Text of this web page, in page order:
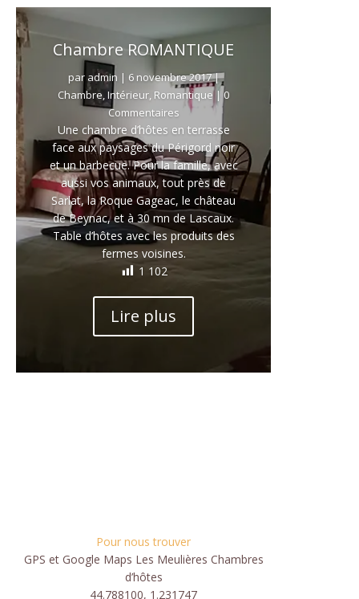
Chambre ROMANTIQUE
paradmin | 6 novembre 2017|
Chambre,Intérieur, Romantique| 0
Commentaires
Une chambre d’hôtes en terrasse
face aux paysages du Périgord noir
et un barbecue. Pour la famille, avec
aussi vos animaux, tout près de
Sarlat, la Roque Gageac, le château
de Beynac, et à 30 mn de Lascaux.
Table d’hôtes avec les produits des
fermes voisines.
1 102
Lire plus
Pour nous trouver
GPS et Google Maps Les Meulières Chambres
d’hôtes
44.788100, 1.231747